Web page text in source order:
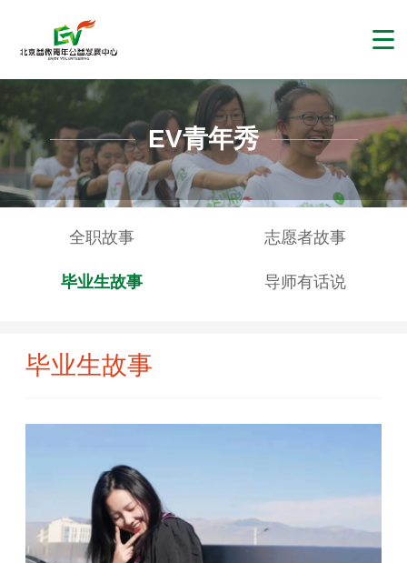
EV青年秀
全职故事 志愿者故事
毕业生故事 导师有话说
毕业生故事